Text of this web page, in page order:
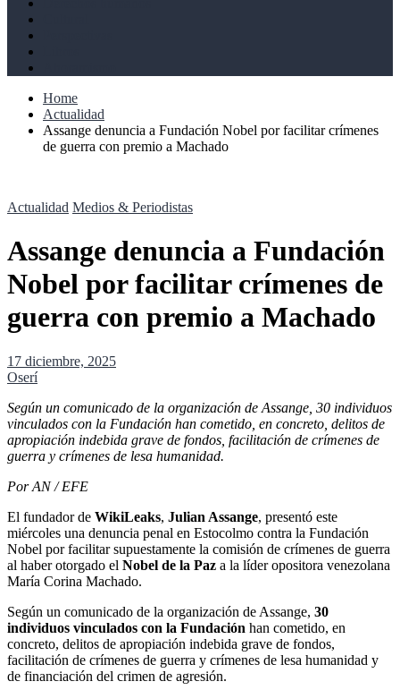
Home
Actualidad
Assange denuncia a Fundación Nobel por facilitar crímenes
de guerra con premio a Machado
Actualidad Medios & Periodistas
Assange denuncia a Fundación
Nobel por facilitar crímenes de
guerra con premio a Machado
17 diciembre, 2025
Oserí
Según un comunicado de la organización de Assange, 30 individuos
vinculados con la Fundación han cometido, en concreto, delitos de
apropiación indebida grave de fondos, facilitación de crímenes de
guerra y crímenes de lesa humanidad.
Por AN / EFE
El fundador de WikiLeaks, Julian Assange, presentó este
miércoles una denuncia penal en Estocolmo contra la Fundación
Nobel por facilitar supuestamente la comisión de crímenes de guerra
al haber otorgado el Nobel de la Paz a la líder opositora venezolana
María Corina Machado.
Según un comunicado de la organización de Assange, 30
individuos vinculados con la Fundación han cometido, en
concreto, delitos de apropiación indebida grave de fondos,
facilitación de crímenes de guerra y crímenes de lesa humanidad y
de financiación del crimen de agresión.